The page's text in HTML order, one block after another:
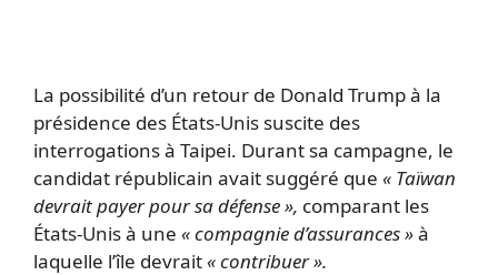
La possibilité d’un retour de Donald Trump à la
présidence des États-Unis suscite des
interrogations à Taipei. Durant sa campagne, le
candidat républicain avait suggéré que « Taïwan
devrait payer pour sa défense », comparant les
États-Unis à une « compagnie d’assurances »à
laquelle l’île devrait« contribuer ».